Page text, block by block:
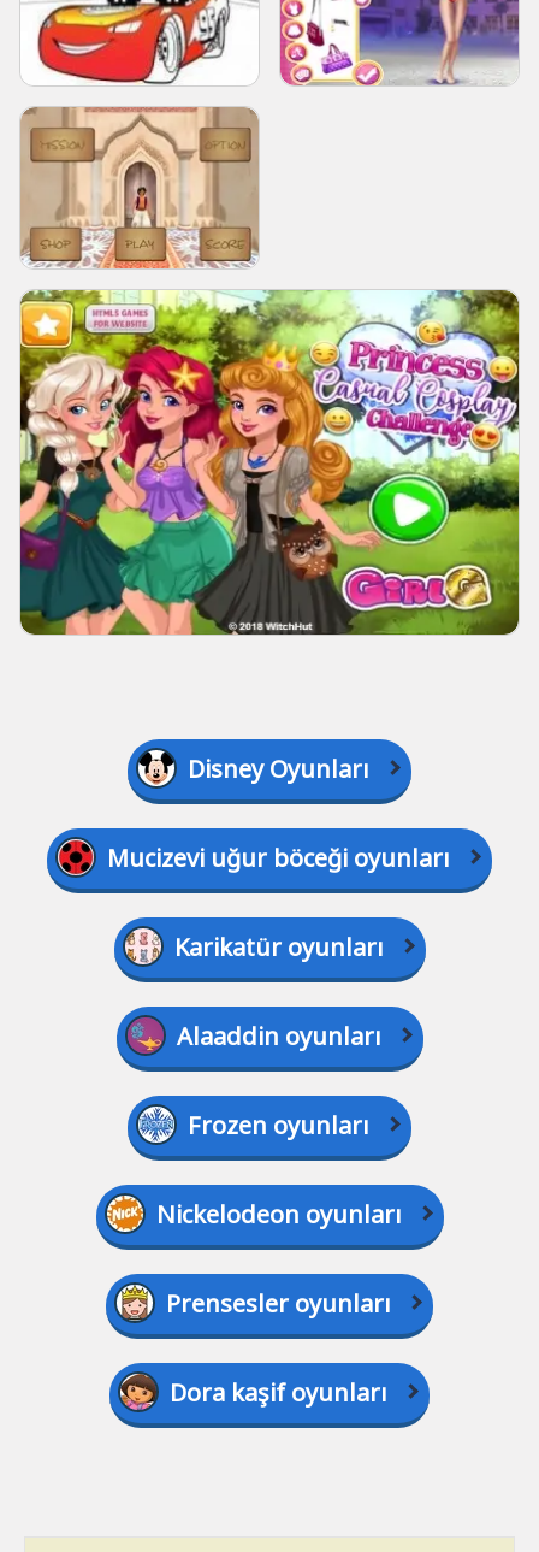
Disney Oyunları
Mucizevi uğur böceği oyunları
Karikatür oyunları
Alaaddin oyunları
Frozen oyunları
Nickelodeon oyunları
Prensesler oyunları
Dora kaşif oyunları